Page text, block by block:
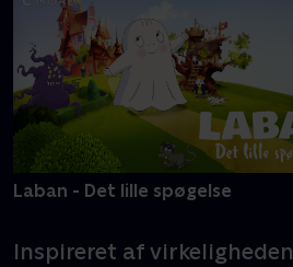
Laban - Det lille spøgelse
Inspireret af virkeligheden